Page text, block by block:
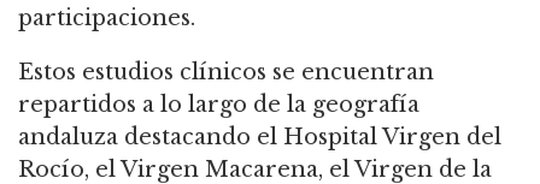
participaciones.
Estos estudios clínicos se encuentran
repartidos a lo largo de la geografía
andaluza destacando el Hospital Virgen del
Rocío, el Virgen Macarena, el Virgen de la